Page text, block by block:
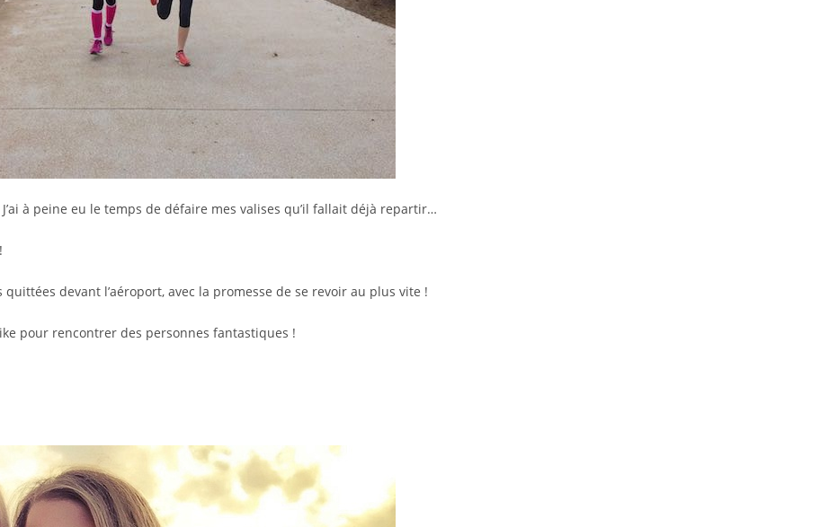
à peine eu le temps de défaire mes valises qu’il fallait déjà repartir…
devant l’aéroport, avec la promesse de se revoir au plus vite !
pour rencontrer des personnes fantastiques !